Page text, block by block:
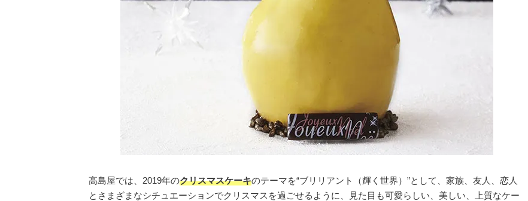
高島屋では、2019年のクリスマスケーキのテーマを“ブリリアント（輝く世界）”として、家族、友人、恋人
とさまざまなシチュエーションでクリスマスを過ごせるように、見た目も可愛らしい、美しい、上質なケー